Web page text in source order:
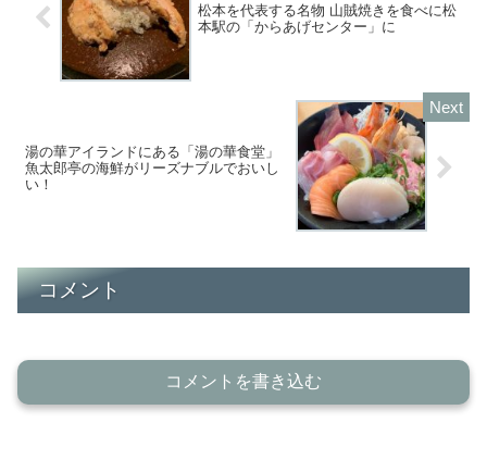
松本を代表する名物 山賊焼きを食べに松
本駅の「からあげセンター」に
湯の華アイランドにある「湯の華食堂」
魚太郎亭の海鮮がリーズナブルでおいし
い！
コメント
コメントを書き込む